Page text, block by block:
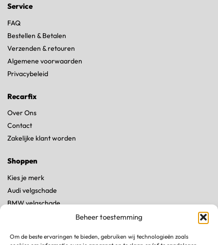
Beheer toestemming
Om de beste ervaringen te bieden, gebruiken wij technologieën zoals
Service
FAQ
Bestellen & Betalen
Verzenden & retouren
Algemene voorwaarden
Privacybeleid
Recarfix
Over Ons
Contact
Zakelijke klant worden
Shoppen
Kies je merk
Audi velgschade
BMW velgschade
Land Rover velgschade
Porsche velgschade